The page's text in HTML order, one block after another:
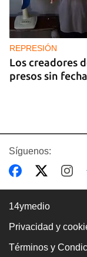
REPRESIÓN
Los creadores
presos sin
BANCARIZACIÓN
Síguenos:
14ymedio
Privacidad y
Términos y